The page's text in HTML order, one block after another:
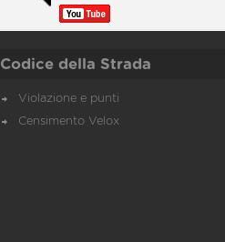
Codice della Strada
Violazione e punti
Censimento Velox